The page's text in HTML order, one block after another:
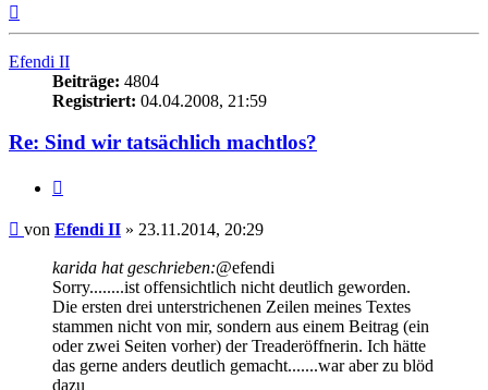
Efendi II
Beiträge: 4804
Registriert: 04.04.2008, 21:59
Re: Sind wir tatsächlich machtlos?
Beitrag
von Efendi II » 23.11.2014, 20:29
karida hat geschrieben:@efendi
Sorry........ist offensichtlich nicht deutlich geworden.
Die ersten drei unterstrichenen Zeilen meines Textes
stammen nicht von mir, sondern aus einem Beitrag (ein
oder zwei Seiten vorher) der Treaderöffnerin. Ich hätte
das gerne anders deutlich gemacht.......war aber zu blöd
dazu